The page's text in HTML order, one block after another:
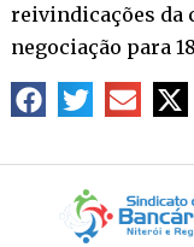
reivindicações da
negociação para